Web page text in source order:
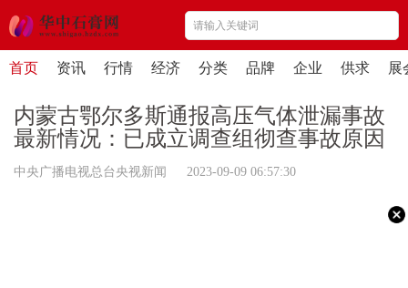
首页 资讯 行情 经济 分类 品牌 企业 供求 展
内蒙古鄂尔多斯通报高压气体泄漏事故
最新情况：已成立调查组彻查事故原因
中央广播电视总台央视新闻 2023-09-09 06:57:30